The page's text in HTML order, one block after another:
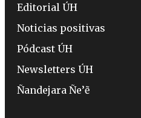
Editorial ÚH
Noticias positivas
Pódcast ÚH
Newsletters ÚH
Ñandejara Ñe’ẽ